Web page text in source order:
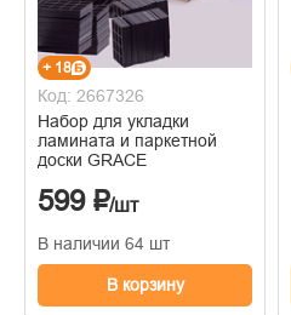
+ 18
Код: 2667326
Набор для укладки
ламината и паркетной
доски GRACE
599 ₽/шт
В наличии 64 шт
В корзину